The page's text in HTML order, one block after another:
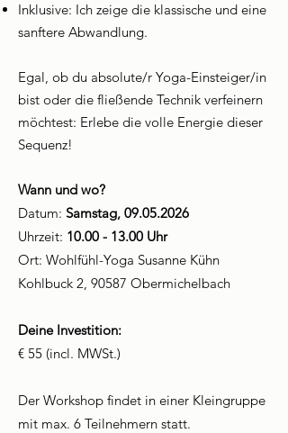
Inklusive: Ich zeige die klassische und eine
sanftere Abwandlung.
Egal, ob du absolute/r Yoga-Einsteiger/in
bist oder die fließende Technik verfeinern
möchtest: Erlebe die volle Energie dieser
Sequenz!
Wann und wo?
Datum: Samstag, 09.05.2026
Uhrzeit: 10.00 - 13.00 Uhr
Ort: Wohlfühl-Yoga Susanne Kühn
Kohlbuck 2, 90587 Obermichelbach
Deine Investition:
€ 55 (incl. MWSt.)
Der Workshop findet in einer Kleingruppe
mit max. 6 Teilnehmern statt.